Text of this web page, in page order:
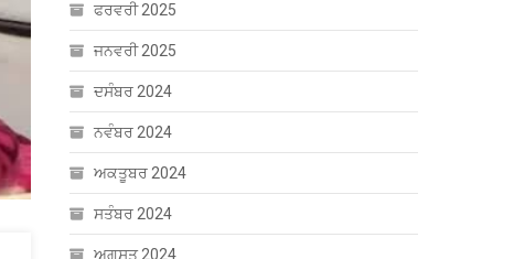
ਫਰਵਰੀ 2025
ਜਨਵਰੀ 2025
ਦਸੰਬਰ 2024
ਨਵੰਬਰ 2024
ਅਕਤੂਬਰ 2024
ਸਤੰਬਰ 2024
ਅਗਸਤ 2024